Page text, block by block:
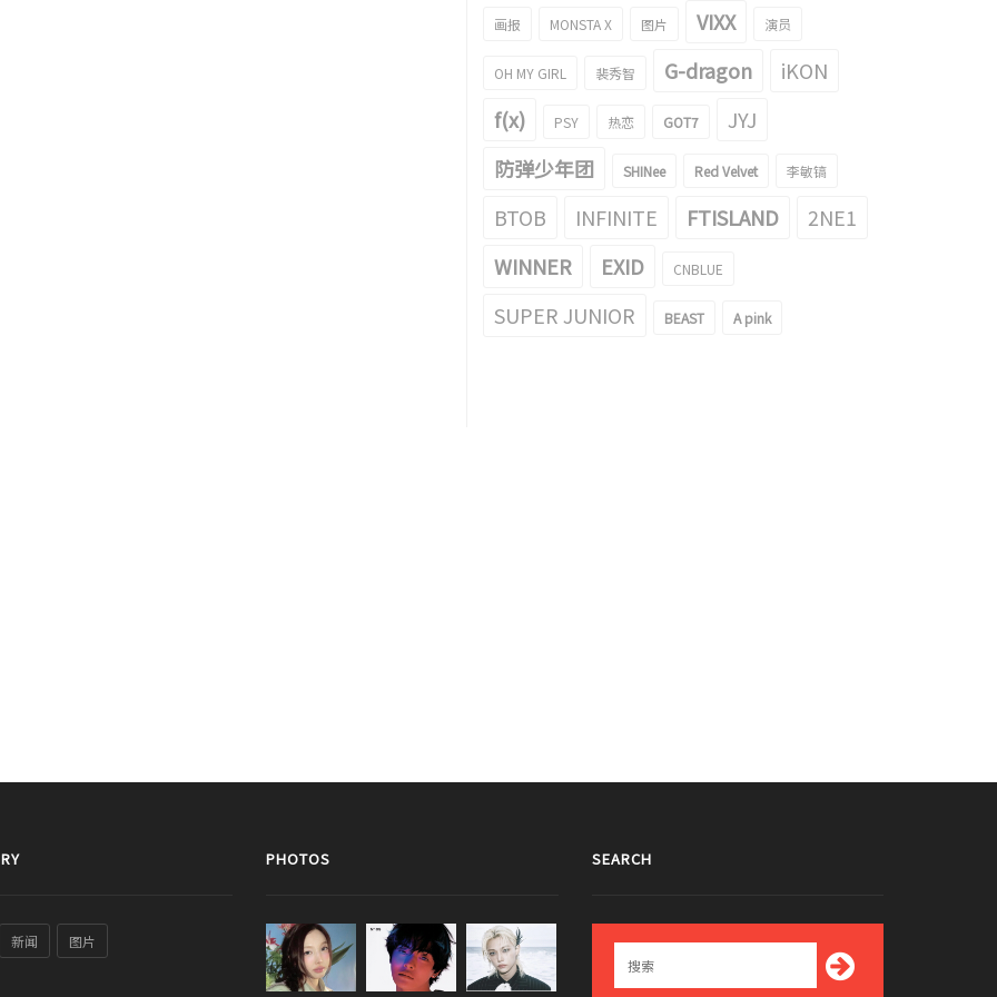
画报 MONSTA X 图片 VIXX 演员
OH MY GIRL 裴秀智 G-dragon
iKON
f(x)
PSY 热恋 GOT7
JYJ
防弹少年团
SHINee Red Velvet 李敏镐
BTOB INFINITE FTISLAND
2NE1
WINNER
EXID CNBLUE
SUPER JUNIOR BEAST A pink
新闻 图片
PHOTOS SEARCH